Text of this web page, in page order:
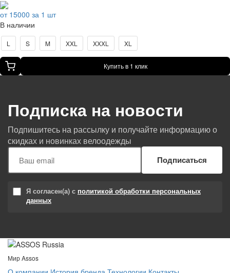
от 15000 за 1 шт
В наличии
L S M XXL XXXL XL
Купить в 1 клик
Подписка на новости
Подпишитесь на рассылку и получайте информацию о
скидках и новинках велоодежды
Подписаться
Я согласен(а) с политикой обработки персональных
данных
Мир Assos